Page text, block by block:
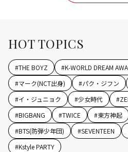
HOT TOPICS
#THE BOYZ #K-WORLD DREAM
#マーク(NCT出身) #パク・ジフン
#イ・ジュニョク #少女時代 #
#BIGBANG #TWICE #東方神起
#BTS(防弾少年団) #SEVENTEEN
#Kstyle PARTY